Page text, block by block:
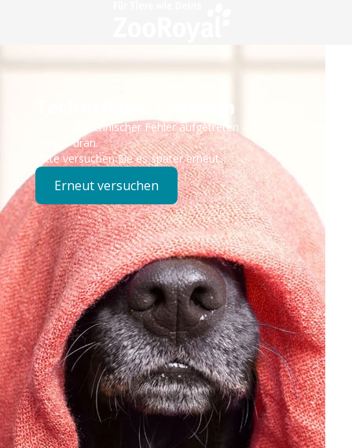
Technisches Problem
Es ist ein technischer Fehler aufgetreten – wir sind
bereits dran.
Bitte versuchen Sie es später erneut.
Erneut versuchen